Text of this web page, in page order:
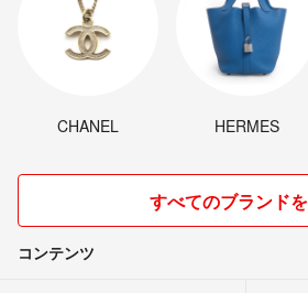
CHANEL HERMES
すべてのブランド
コンテンツ